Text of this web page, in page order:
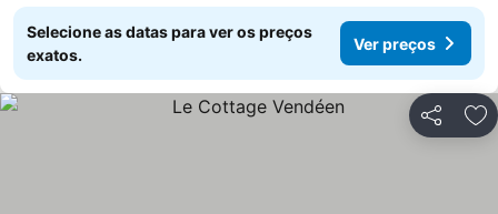
Selecione as datas para ver os preços
exatos.
Ver preços
Partilhar